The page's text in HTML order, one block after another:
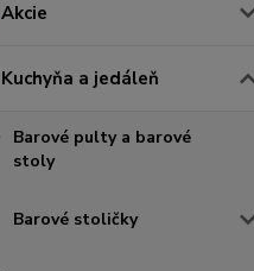
Akcie
Kuchyňa a jedáleň
Barové pulty a barové
stoly
Barové stoličky